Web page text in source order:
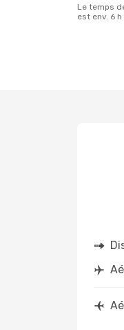
Le temps de vol de Rome vers Djeddah
est env. 6